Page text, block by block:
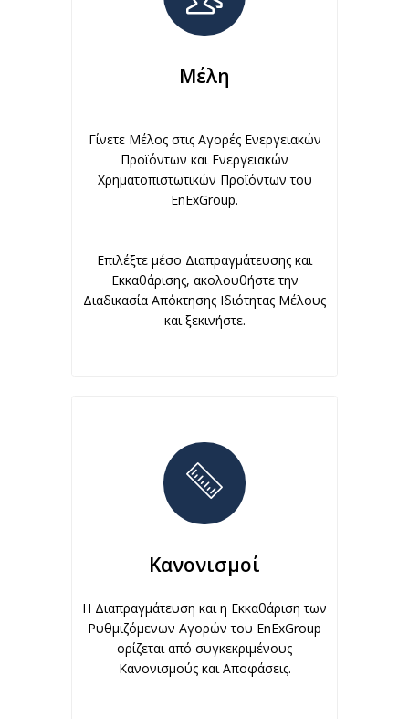
Μέλη
Γίνετε Μέλος στις Αγορές Ενεργειακών
Προϊόντων και Ενεργειακών
Χρηματοπιστωτικών Προϊόντων του
EnExGroup.
Επιλέξτε μέσο Διαπραγμάτευσης και
Εκκαθάρισης, ακολουθήστε την
Διαδικασία Απόκτησης Ιδιότητας Μέλους
και ξεκινήστε.
Κανονισμοί
Η Διαπραγμάτευση και η Εκκαθάριση των
Ρυθμιζόμενων Αγορών του EnExGroup
ορίζεται από συγκεκριμένους
Κανονισμούς και Αποφάσεις.